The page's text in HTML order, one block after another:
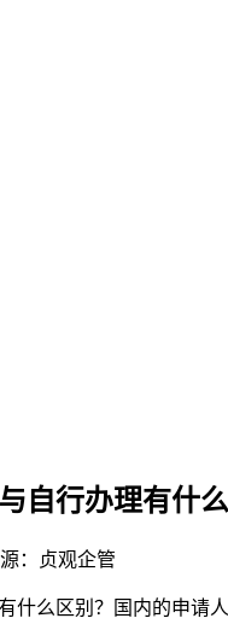
自行办理有什
：贞观企管
什么区别？国内的申请